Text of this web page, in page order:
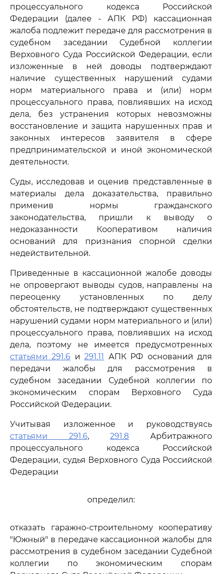
процессуального кодекса Российской
Федерации (далее - АПК РФ) кассационная
жалоба подлежит передаче для рассмотрения в
судебном заседании Судебной коллегии
Верховного Суда Российской Федерации, если
изложенные в ней доводы подтверждают
наличие существенных нарушений судами
норм материального права и (или) норм
процессуального права, повлиявших на исход
дела, без устранения которых невозможны
восстановление и защита нарушенных прав и
законных интересов заявителя в сфере
предпринимательской и иной экономической
деятельности.
Суды, исследовав и оценив представленные в
материалы дела доказательства, правильно
применив нормы гражданского
законодательства, пришли к выводу о
недоказанности Кооперативом наличия
оснований для признания спорной сделки
недействительной.
Приведенные в кассационной жалобе доводы
не опровергают выводы судов, направлены на
переоценку установленных по делу
обстоятельств, не подтверждают существенных
нарушений судами норм материального и (или)
процессуального права, повлиявших на исход
дела, поэтому не имеется предусмотренных
статьями 291.6 и291.11 АПК РФ оснований для
передачи жалобы для рассмотрения в
судебном заседании Судебной коллегии по
экономическим спорам Верховного Суда
Российской Федерации.
Учитывая изложенное и руководствуясь
статьями 291.6,291.8 Арбитражного
процессуального кодекса Российской
Федерации, судья Верховного Суда Российской
Федерации
определил:
отказать гаражно-строительному кооперативу
"Южный" в передаче кассационной жалобы для
рассмотрения в судебном заседании Судебной
коллегии по экономическим спорам